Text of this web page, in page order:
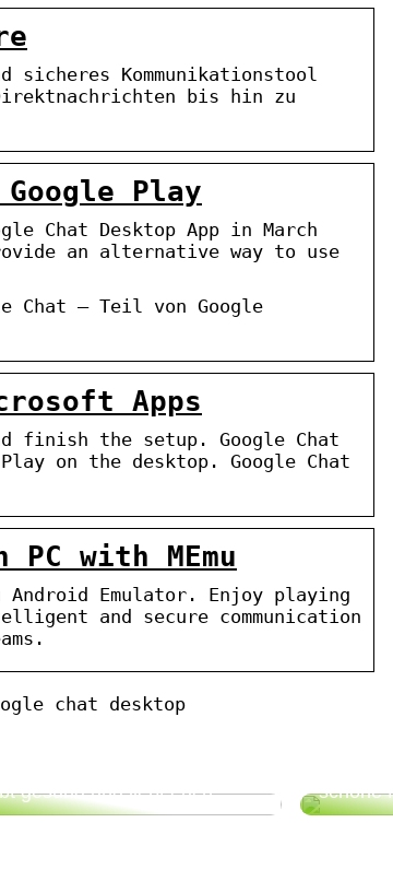
Kommunikationstool
bis hin zu
Play
Chat Desktop App in March
an alternative way to use
Chat – Teil von Google
Apps
finish the setup. Google Chat
on the desktop. Google Chat
PC with MEmu
Android Emulator. Enjoy playing
and secure communication
chat desktop
gesund und liebt euch
schöne